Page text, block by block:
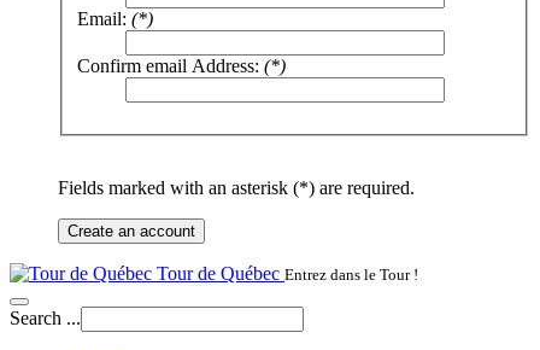
Email: (*)
Confirm email Address: (*)
Fields marked with an asterisk (*) are required.
Create an account
Tour de Québec Entrez dans le Tour !
Search ...